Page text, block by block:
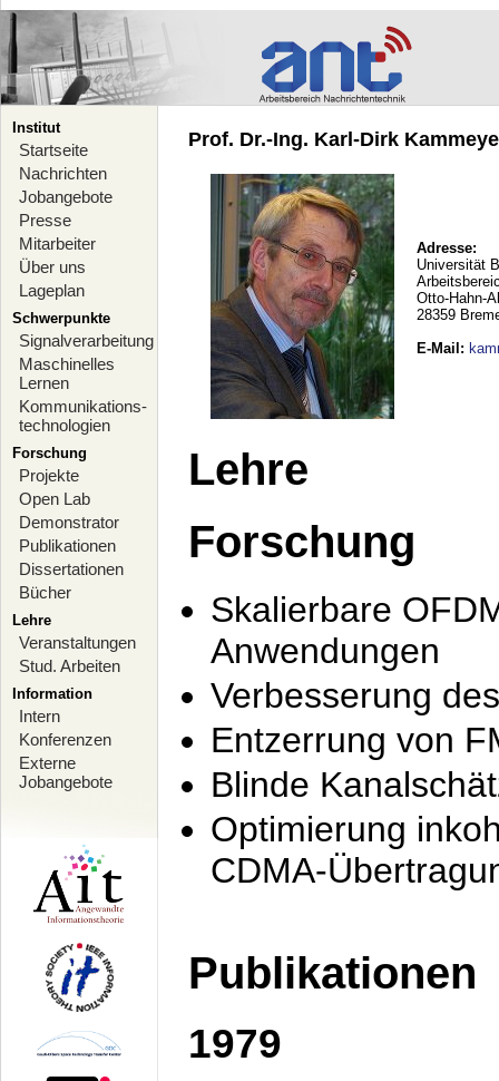
Institut
Startseite
Nachrichten
Jobangebote
Presse
Mitarbeiter
Über uns
Lageplan
Schwerpunkte
Signalverarbeitung
Maschinelles
Lernen
Kommunikations-
technologien
Forschung
Projekte
Open Lab
Demonstrator
Publikationen
Dissertationen
Bücher
Lehre
Veranstaltungen
Stud. Arbeiten
Information
Intern
Konferenzen
Externe
Jobangebote
Prof. Dr.-Ing. Karl-Dirk
Adresse:
Universität
Otto-Hahn-
28359
E-Mail :
Lehre
Forschung
Skalierbare
Anwendungen
Verbesserung
Entzerrung von
Blinde
Optimierung
CDMA-
Publikationen
1979